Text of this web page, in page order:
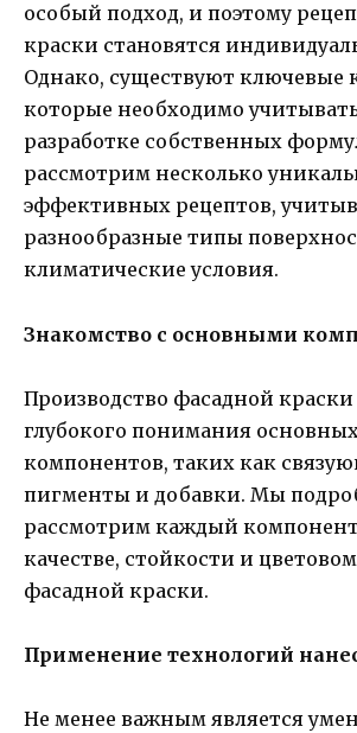
особый подход, и поэтому
краски становятся
Однако, существуют ключевые
которые необходимо
разработке собственных
рассмотрим несколько
эффективных рецептов,
разнообразные типы
климатические условия.
Знакомство с основными
Производство фасадной краски
глубокого понимания
компонентов, таких как
пигменты и добавки. Мы
рассмотрим каждый компонент
качестве, стойкости и
фасадной краски.
Применение технологий
Не менее важным является